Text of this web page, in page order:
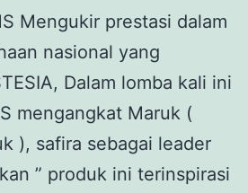
Mengukir prestasi dalam
nasional yang
Dalam lomba kali ini
mengangkat Maruk (
), safira sebagai leader
” produk ini terinspirasi